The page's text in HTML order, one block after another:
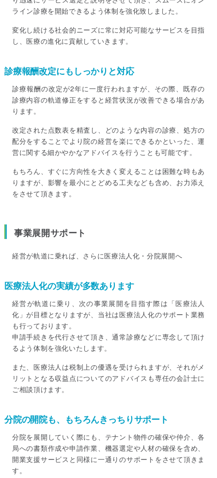
ライン診療を開始できるよう体制を強化致しました。
変化し続ける社会的ニーズに常に対応可能なサービスを目指
し、医療の進化に貢献していきます。
診療報酬改定にもしっかりと対応
診療報酬の改定が2年に一度行われますが、その際、既存の
診療内容の軌道修正をすると経営状況が改善できる場合があ
ります。
改定された点数表を精査し、どのような内容の診療、処方の
配分をすることでより院の経営を楽にできるかといった、運
営に関する細かやかなアドバイスを行うことも可能です。
もちろん、すぐに方向性を大きく変えることは困難な時もあ
りますが、影響を最小にとどめる工夫なども含め、お力添え
をさせて頂きます。
事業展開サポート
経営が軌道に乗れば、さらに医療法人化・分院展開へ
医療法人化の実績が多数あります
経営が軌道に乗り、次の事業展開を目指す際は「医療法人
化」が目標となりますが、当社は医療法人化のサポート業務
も行っております。
申請手続きを代行させて頂き、通常診療などに専念して頂け
るよう体制を強化いたします。
また、医療法人は税制上の優遇を受けられますが、それがメ
リットとなる収益点についてのアドバイスも専任の会計士に
ご相談頂けます。
分院の開院も、もちろんきっちりサポート
分院を展開していく際にも、テナント物件の確保や仲介、各
局への書類作成や申請作業、機器選定や人材の確保を含め、
開業支援サービスと同様に一通りのサポートをさせて頂きま
す。